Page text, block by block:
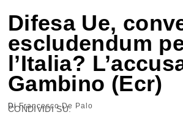
Difesa Ue,
escludendum
l’Italia?
Gambino (Ecr)
DiFrancesco De Palo
CONDIVIDI SU: